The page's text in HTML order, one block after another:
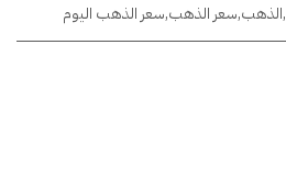
,الذهب,سعر الذهب,سعر الذهب اليوم